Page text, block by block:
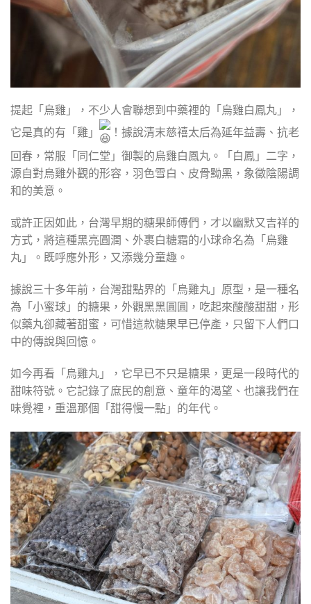
提起「烏雞」，不少人會聯想到中藥裡的「烏雞白鳳丸」，
它是真的有「雞」
！據說清末慈禧太后為延年益壽、抗老
回春，常服「同仁堂」御製的烏雞白鳳丸。「白鳳」二字，
源自對烏雞外觀的形容，羽色雪白、皮骨黝黑，象徵陰陽調
和的美意。
或許正因如此，台灣早期的糖果師傅們，才以幽默又吉祥的
方式，將這種黑亮圓潤、外裹白糖霜的小球命名為「烏雞
丸」。既呼應外形，又添幾分童趣。
據說三十多年前，台灣甜點界的「烏雞丸」原型，是一種名
為「小蜜球」的糖果，外觀黑黑圓圓，吃起來酸酸甜甜，形
似藥丸卻藏著甜蜜，可惜這款糖果早已停產，只留下人們口
中的傳說與回憶。
如今再看「烏雞丸」，它早已不只是糖果，更是一段時代的
甜味符號。它記錄了庶民的創意、童年的渴望、也讓我們在
味覺裡，重溫那個「甜得慢一點」的年代。